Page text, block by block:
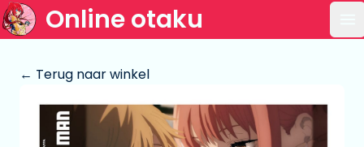
Online otaku
← Terug naar winkel